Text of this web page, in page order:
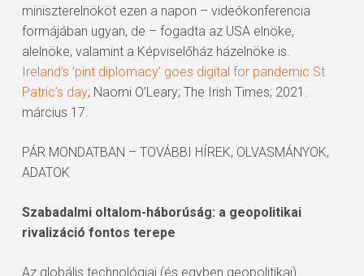
miniszterelnököt ezen a napon – videókonferencia
formájában ugyan, de – fogadta az USA elnöke,
alelnöke, valamint a Képviselőház házelnöke is.
Ireland’s ’pint diplomacy’ goes digital for pandemic St
Patric’s day; Naomi O’Leary; The Irish Times; 2021.
március 17.
PÁR MONDATBAN – TOVÁBBI HÍREK, OLVASMÁNYOK,
ADATOK
Szabadalmi oltalom-háborúság: a geopolitikai
rivalizáció fontos terepe
Az globális technológiai (és egyben geopolitikai)